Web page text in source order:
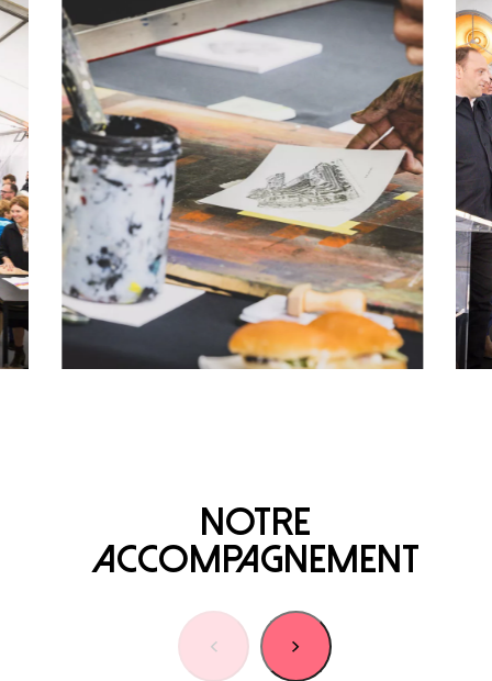
Lille
21 Avenue de l'Europe
59223 Roncq
+33 (0) 3 20 72 39 98
Paris
20 Rue Cambon
75001 Paris
+33 (0)1 44 50 40 70
Notre
accompagnement